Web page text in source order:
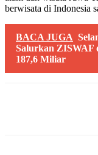
berwisata di Indonesia
BACA JUGA
Salurkan ZISWAF
187,6 Miliar